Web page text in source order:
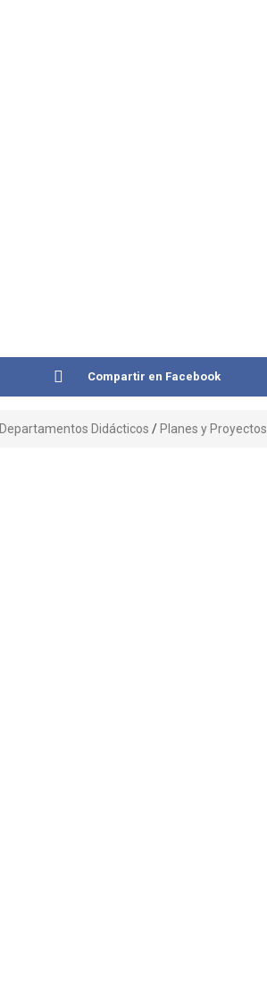
Compartir en Facebook
Departamentos Didácticos / Planes y Proyectos